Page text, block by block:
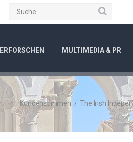
Suche
ERFORSCHEN MULTIMEDIA & PR
Kundenstimmen / The Irish